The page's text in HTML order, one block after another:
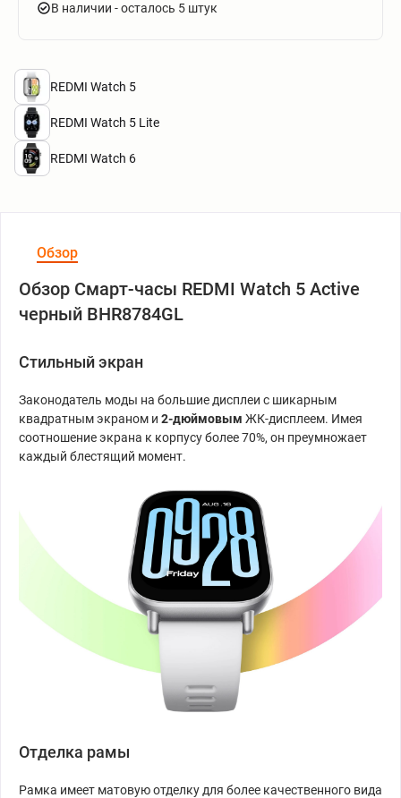
В наличии - осталось 5 штук
REDMI Watch 5
REDMI Watch 5 Lite
REDMI Watch 6
Обзор
Обзор Смарт-часы REDMI Watch 5 Active
черный BHR8784GL
Стильный экран
Законодатель моды на большие дисплеи с шикарным
квадратным экраном и 2-дюймовым ЖК-дисплеем. Имея
соотношение экрана к корпусу более 70%, он преумножает
каждый блестящий момент.
Отделка рамы
Рамка имеет матовую отделку для более качественного вида